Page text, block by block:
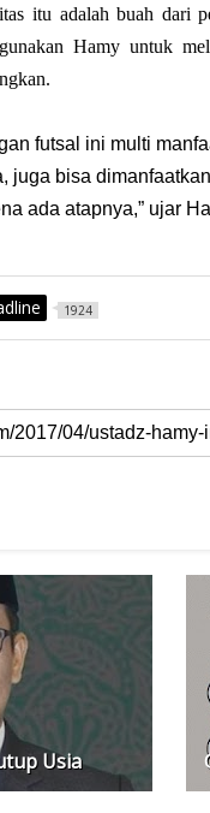
itu adalah buah dari
Hamy untuk
futsal ini multi
juga bisa
ada atapnya,” ujar
1924
Usia